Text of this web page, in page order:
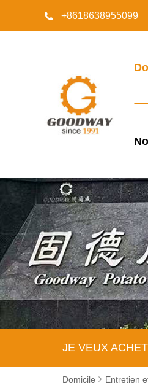
 +8618638955099
JE VEUX
Domicile Entretien